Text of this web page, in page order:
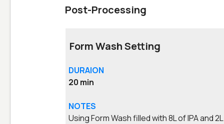
Post-Processing
Form Wash Setting
DURAION
20 min
NOTES
Using Form Wash filled with 8L of IPA and